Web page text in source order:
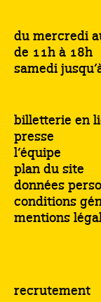
du mercredi
de 11h à 18h
samedi
billetterie en
presse
l’équipe
plan du site
données
conditions
mentions
recrutement